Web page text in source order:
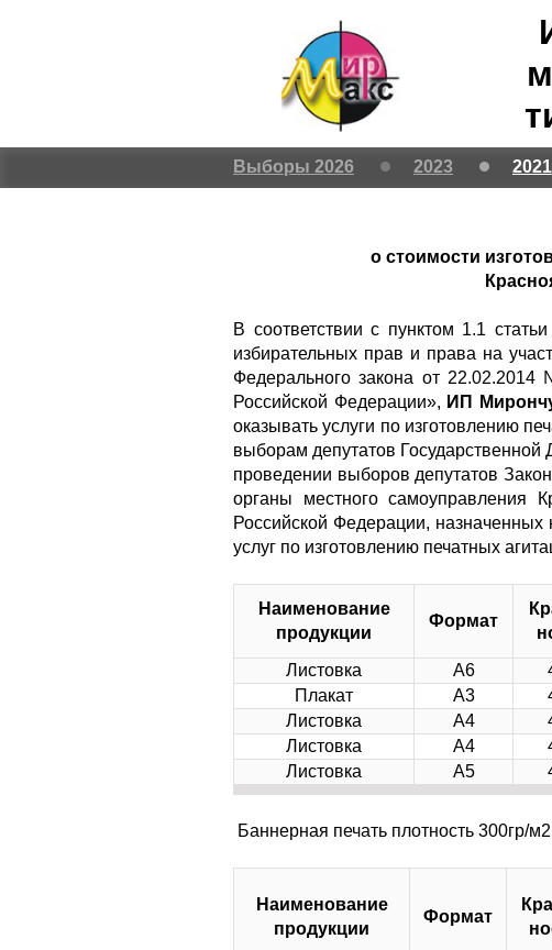
Выборы 2026 2023 2021
о стоимости
В соответствии с пунктом 1.1
избирательных прав и права на
Федерального закона от
Российской Федерации», ИП
оказывать услуги по изготовлению
выборам депутатов
проведении выборов депутатов
органы местного самоуправления
Российской Федерации, назначенных
услуг по изготовлению печатных
Наименование
продукции
Формат
Листовка
А6
Плакат
А3
Листовка
А4
Листовка
А4
Листовка
А5
Баннерная печать плотность 300гр/
Наименование
продукции
Формат